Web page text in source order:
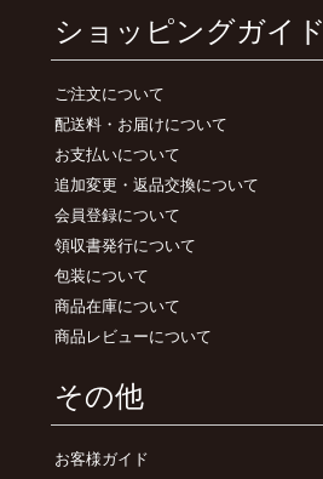
ショッピングガイド
ご注文について
配送料・お届けについて
お支払いについて
追加変更・返品交換について
会員登録について
領収書発行について
包装について
商品在庫について
商品レビューについて
その他
お客様ガイド